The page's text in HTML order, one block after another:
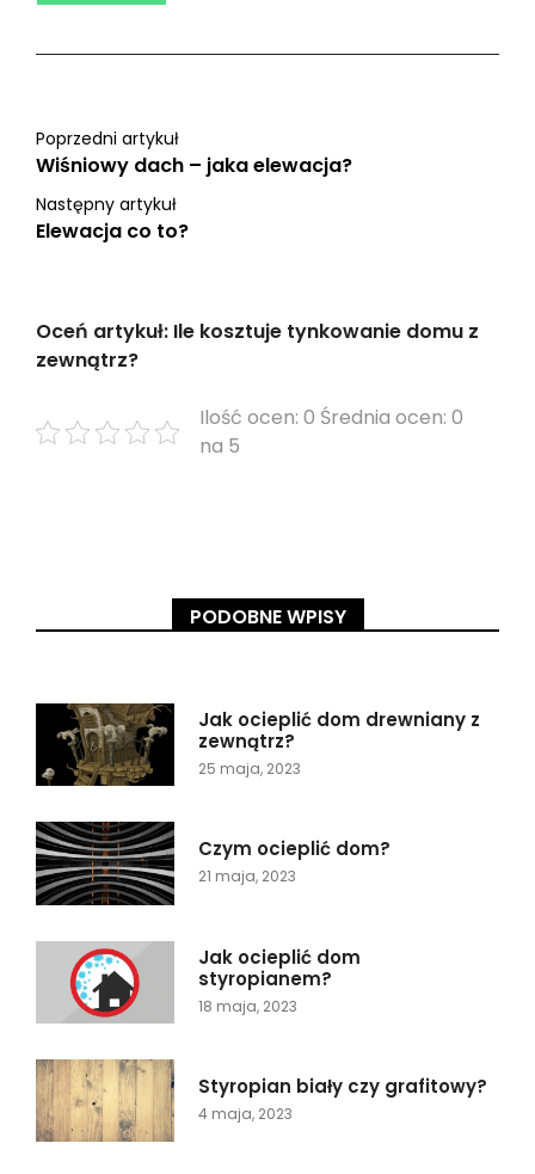
Poprzedni artykuł
Wiśniowy dach – jaka elewacja?
Następny artykuł
Elewacja co to?
Oceń artykuł: Ile kosztuje tynkowanie domu z
zewnątrz?
Ilość ocen: 0 Średnia ocen: 0
na 5
PODOBNE WPISY
Jak ocieplić dom drewniany z
zewnątrz?
25 maja, 2023
Czym ocieplić dom?
21 maja, 2023
Jak ocieplić dom
styropianem?
18 maja, 2023
Styropian biały czy grafitowy?
4 maja, 2023